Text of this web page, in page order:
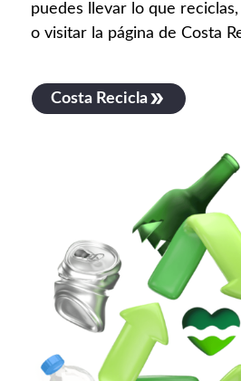
puedes llevar lo que
o visitar la página de Costa
Costa Recicla